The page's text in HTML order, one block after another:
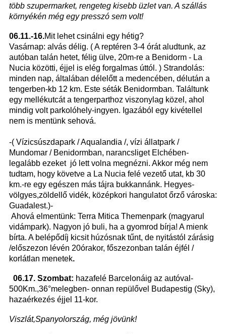
több szupermarket, rengeteg kisebb üzlet van. A szállás
környékén még egy presszó sem volt!
06.11.-16.Mit lehet csinálni egy hétig?
Vasárnap: alvás délig. ( A reptéren 3-4 órát aludtunk, az
autóban talán hetet, félig ülve, 20m-re a Benidorm - La
Nucia közötti, éjjel is elég forgalmas úttól. ) Strandolás:
minden nap, általában délelőtt a medencében, délután a
tengerben-kb 12 km. Este séták Benidormban. Találtunk
egy mellékutcát a tengerparthoz viszonylag közel, ahol
mindig volt parkolóhely-ingyen. Igazából egy kivétellel
nem is mentünk sehová.
-( Vízicsúszdapark / Aqualandia /, vízi állatpark /
Mundomar / Benidormban, narancsliget Elchében-
legalább ezeket jó lett volna megnézni. Akkor még nem
tudtam, hogy követve a La Nucia felé vezető utat, kb 30
km.-re egy egészen más tájra bukkannánk. Hegyes-
völgyes,zöldellő vidék, középkori hangulatot őrző városka:
Guadalest.)-
Ahová elmentünk: Terra Mitica Themenpark (magyarul
vidámpark). Nagyon jó buli, ha a gyomrod bírja! A mienk
bírta. A belépődíj kicsit húzósnak tűnt, de nyitástól zárásig
/előszezon lévén 20órakor, főszezonban talán éjfél /
korlátlan menetek.
06.17. Szombat: hazafelé Barcelonáig az autóval-
500Km.,36°melegben- onnan repülővel Budapestig (Sky),
hazaérkezés éjjel 11-kor.
Viszlát,Spanyolország, még jövünk!